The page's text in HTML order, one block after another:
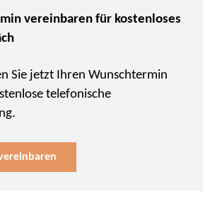
vereinbaren für kostenloses
Sie jetzt Ihren Wunschtermin
telefonische